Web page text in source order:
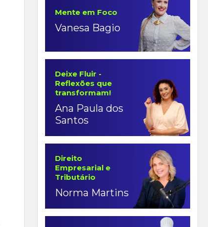
Mente em Foco
Vanesa Bagio
Deixe Fluir -
Reflexões que
transformam!
Ana Paula dos
Santos
Direito
Empresarial e
Tributário
Norma Martins